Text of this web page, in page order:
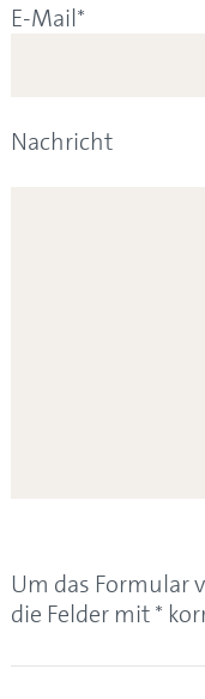
E-Mail*
Nachricht
Um das Formular
die Felder mit *